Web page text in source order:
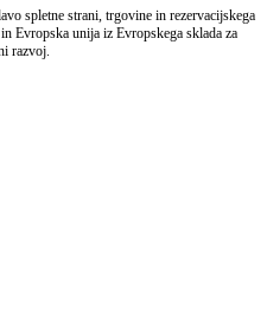
spletne strani, trgovine in rezervacijskega
Evropska unija iz Evropskega sklada za
razvoj.